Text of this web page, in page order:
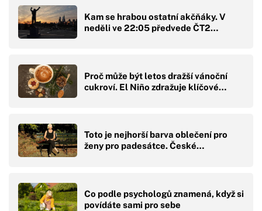
Kam se hrabou ostatní akčňáky. V
neděli ve 22:05 předvede ČT2…
Proč může být letos dražší vánoční
cukroví. El Niño zdražuje klíčové…
Toto je nejhorší barva oblečení pro
ženy pro padesátce. České…
Co podle psychologů znamená, když si
povídáte sami pro sebe